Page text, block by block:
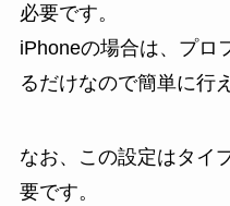
必要です。
iPhoneの場合は、プロ
るだけなので簡単に行
なお、この設定はタイ
要です。